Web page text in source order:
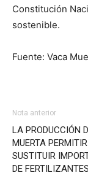
Constitución
sostenible.
Fuente: Vaca
Nota anterior
LA PRODUCCIÓN
MUERTA
SUSTITUIR
DE